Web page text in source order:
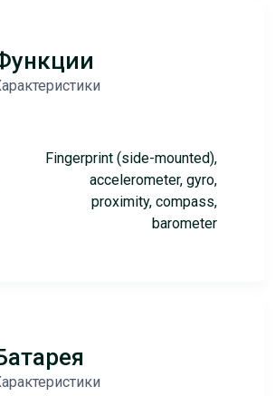
Fingerprint (side-mounted),
accelerometer, gyro,
proximity, compass,
barometer